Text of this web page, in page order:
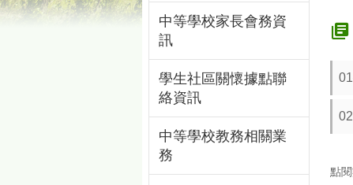
中等學校家長會務資
訊
學生社區關懷據點聯
絡資訊
中等學校教務相關業
務
點閱